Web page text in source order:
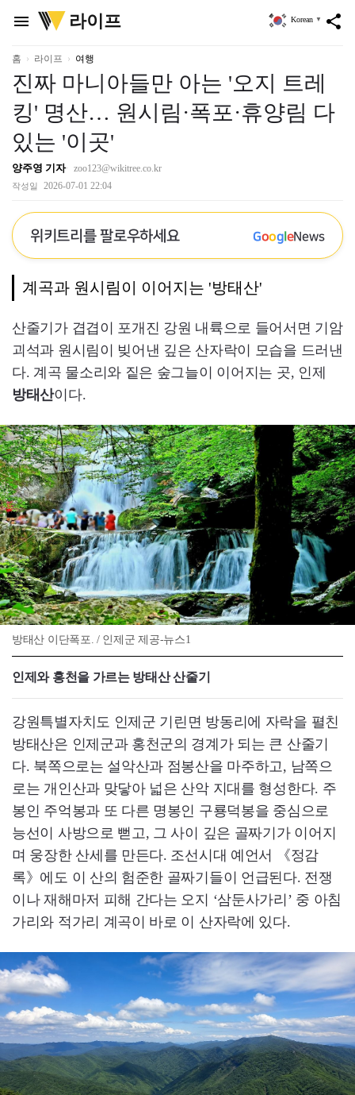
menu
위
키
리
라이프 share
Korean ▼
홈 라이프 여행
진짜 마니아들만 아는 '오지 트레
킹' 명산… 원시림·폭포·휴양림 다
있는 '이곳'
양주영 기자 zoo123@wikitree.co.kr
작성일 2026-07-01 22:04
위키트리를 팔로우하세요 GoogleNews
계곡과 원시림이 이어지는 '방태산'
산줄기가 겹겹이 포개진 강원 내륙으로 들어서면 기암
괴석과 원시림이 빚어낸 깊은 산자락이 모습을 드러낸
다. 계곡 물소리와 짙은 숲그늘이 이어지는 곳, 인제
방태산이다.
방태산 이단폭포. / 인제군 제공-뉴스1
인제와 홍천을 가르는 방태산 산줄기
강원특별자치도 인제군 기린면 방동리에 자락을 펼친
방태산은 인제군과 홍천군의 경계가 되는 큰 산줄기
다. 북쪽으로는 설악산과 점봉산을 마주하고, 남쪽으
로는 개인산과 맞닿아 넓은 산악 지대를 형성한다. 주
봉인 주억봉과 또 다른 명봉인 구룡덕봉을 중심으로
능선이 사방으로 뻗고, 그 사이 깊은 골짜기가 이어지
며 웅장한 산세를 만든다. 조선시대 예언서 《정감
록》에도 이 산의 험준한 골짜기들이 언급된다. 전쟁
이나 재해마저 피해 간다는 오지 ‘삼둔사가리’ 중 아침
가리와 적가리 계곡이 바로 이 산자락에 있다.